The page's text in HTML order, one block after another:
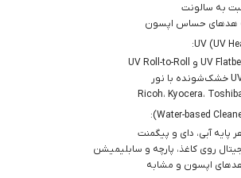
به سالونت
هدهای حساس اپسون
پایه آبی، دای و پیگمنت
روی کاغذ، پارچه و سابلیمیشن
هدهای اپسون و مشابه